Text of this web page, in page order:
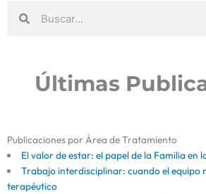
Últimas
Publicaciones por Área de Tratamiento
El valor de estar: el papel de la Familia en
Trabajo interdisciplinar: cuando el equipo
terapéutico